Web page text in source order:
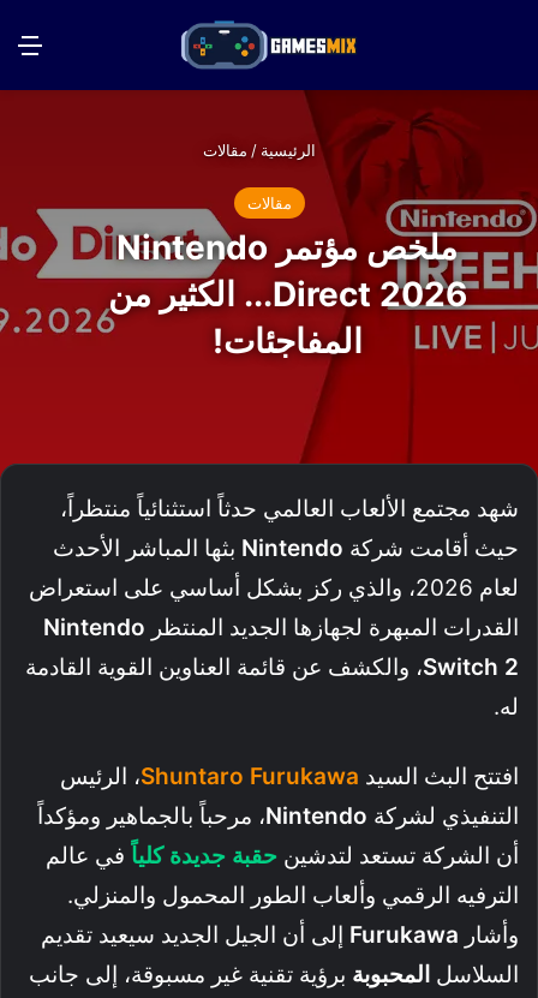
الرئيسية / مقالات
مقالات
ملخص مؤتمر Nintendo
Direct 2026... الكثير من
المفاجئات!
شهد مجتمع الألعاب العالمي حدثاً استثنائياً منتظراً،
حيث أقامت شركة Nintendo بثها المباشر الأحدث
لعام 2026، والذي ركز بشكل أساسي على استعراض
القدرات المبهرة لجهازها الجديد المنتظر Nintendo
Switch 2، والكشف عن قائمة العناوين القوية القادمة
له.
افتتح البث السيد Shuntaro Furukawa، الرئيس
التنفيذي لشركة Nintendo، مرحباً بالجماهير ومؤكداً
أن الشركة تستعد لتدشين حقبة جديدة كلياً في عالم
الترفيه الرقمي وألعاب الطور المحمول والمنزلي.
وأشار Furukawa إلى أن الجيل الجديد سيعيد تقديم
السلاسل المحبوبة برؤية تقنية غير مسبوقة، إلى جانب